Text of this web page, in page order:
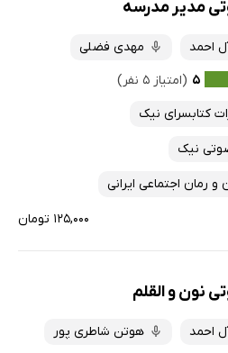
مدیر مدرسه
احمد
مهدی فضلی
۵ (امتیاز ۵ نفر)
کتابسرای نیک
نیک
و رمان اجتماعی ایرانی
۱۲۵,۰۰۰ تومان
نون و القلم
احمد
هوتن شاطری پور